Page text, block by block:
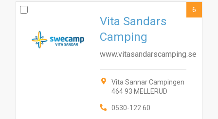
Vita Sandars
Camping
www.vitasandarscamping.se
Vita Sannar Campingen
464 93 MELLERUD
0530-122 60
6